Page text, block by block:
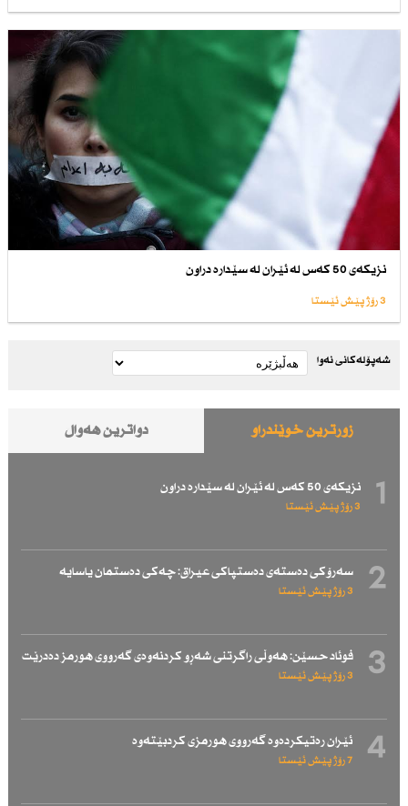
نزیكەی 50 كەس لە ئێران لە سێدارە دراون
3 رۆژ پێش ئێستا
شەپۆلەکانی نەوا
زۆرترین خوێندراو دواترین هەواڵ
1 نزیكەی 50 كەس لە ئێران لە سێدارە دراون
3 رۆژ پێش ئێستا
2 سەرۆكی دەستەی دەستپاكی عیراق: چەكی دەستمان یاسایە
3 رۆژ پێش ئێستا
3 فوئاد حسێن: هەوڵی راگرتنی شەڕو كردنەوەی گەرووی هورمز دەدرێت
3 رۆژ پێش ئێستا
4 ئێران رەتیكردەوە گەرووی هورمزی كردبێتەوە
7 رۆژ پێش ئێستا